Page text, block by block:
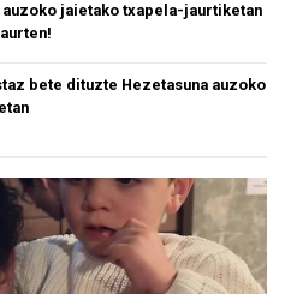
auzoko jaietako txapela-jaurtiketan
bete dituzte Hezetasuna auzoko